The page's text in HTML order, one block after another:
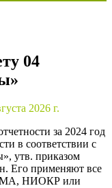
04
2026 г.
за 2024 год
в соответствии с
утв. приказом
Его применяют все
НМА, НИОКР или